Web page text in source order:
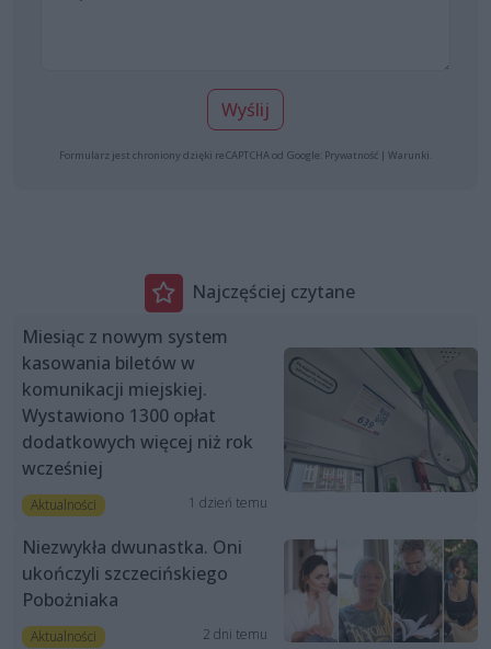
Wyślij
Formularz jest chroniony dzięki reCAPTCHA od Google: Prywatność | Warunki
Najczęściej czytane
Miesiąc z nowym system
kasowania biletów w
komunikacji miejskiej.
Wystawiono 1300 opłat
dodatkowych więcej niż rok
wcześniej
Aktualności 1 dzień temu
Niezwykła dwunastka. Oni
ukończyli szczecińskiego
Pobożniaka
Aktualności 2 dni temu